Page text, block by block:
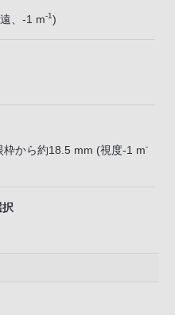
、-1 m-1)
から約18.5 mm (視度-1 m-